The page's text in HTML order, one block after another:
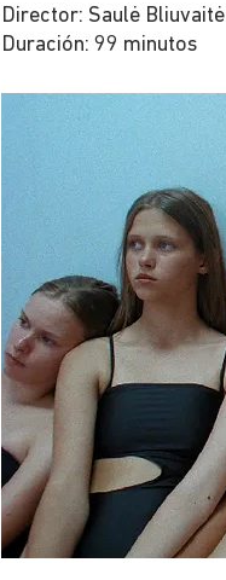
Director: Saulė Bliuvaitė
Duración: 99 minutos